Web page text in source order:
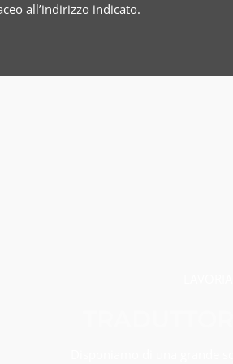
all’indirizzo indicato.